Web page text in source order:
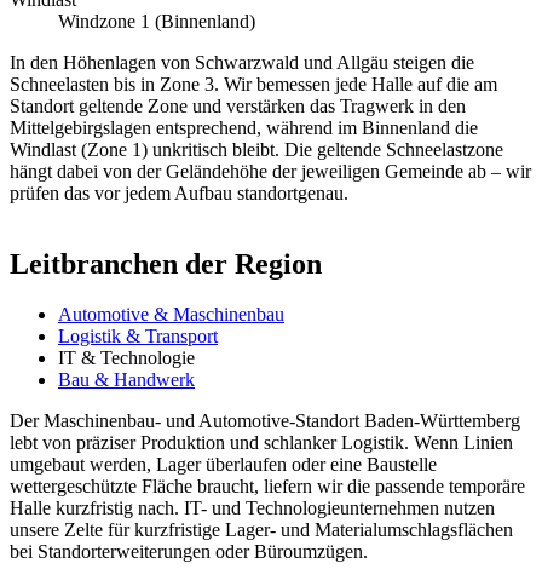
Windzone 1 (Binnenland)
In den Höhenlagen von Schwarzwald und Allgäu steigen die
Schneelasten bis in Zone 3. Wir bemessen jede Halle auf die am
Standort geltende Zone und verstärken das Tragwerk in den
Mittelgebirgslagen entsprechend, während im Binnenland die
Windlast (Zone 1) unkritisch bleibt. Die geltende Schneelastzone
hängt dabei von der Geländehöhe der jeweiligen Gemeinde ab – wir
prüfen das vor jedem Aufbau standortgenau.
Leitbranchen der Region
Automotive & Maschinenbau
Logistik & Transport
IT & Technologie
Bau & Handwerk
Der Maschinenbau- und Automotive-Standort Baden-Württemberg
lebt von präziser Produktion und schlanker Logistik. Wenn Linien
umgebaut werden, Lager überlaufen oder eine Baustelle
wettergeschützte Fläche braucht, liefern wir die passende temporäre
Halle kurzfristig nach. IT- und Technologieunternehmen nutzen
unsere Zelte für kurzfristige Lager- und Materialumschlagsflächen
bei Standorterweiterungen oder Büroumzügen.